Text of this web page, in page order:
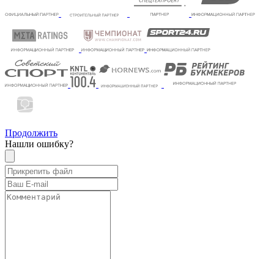
Продолжить
Нашли ошибку?